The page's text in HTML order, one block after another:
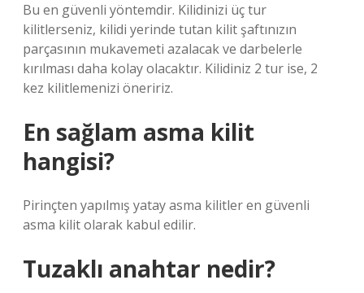
Bu en güvenli yöntemdir. Kilidinizi üç tur
kilitlerseniz, kilidi yerinde tutan kilit şaftınızın
parçasının mukavemeti azalacak ve darbelerle
kırılması daha kolay olacaktır. Kilidiniz 2 tur ise, 2
kez kilitlemenizi öneririz.
En sağlam asma kilit
hangisi?
Pirinçten yapılmış yatay asma kilitler en güvenli
asma kilit olarak kabul edilir.
Tuzaklı anahtar nedir?